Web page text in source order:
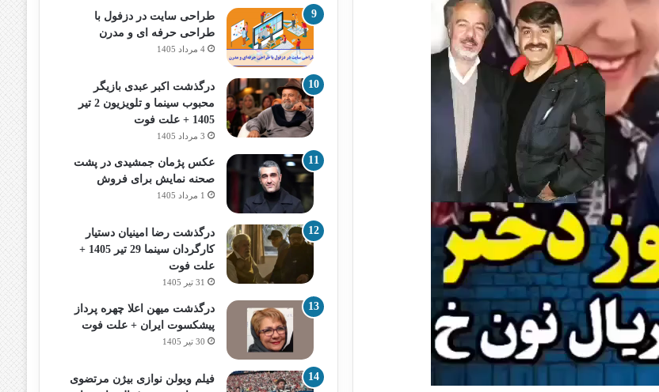
طراحی سایت در دزفول با
طراحی حرفه‌ ای و مدرن
4 مرداد 1405
درگذشت اکبر عبدی بازیگر
محبوب سینما و تلویزیون 2 تیر
1405 + علت فوت
3 مرداد 1405
عکس پژمان جمشیدی در پشت
صحنه نمایش برای فروش
1 مرداد 1405
درگذشت رضا امینیان دستیار
کارگردان سینما 29 تیر 1405 +
علت فوت
31 تیر 1405
درگذشت میهن اعلا چهره پرداز
پیشکسوت ایران + علت فوت
30 تیر 1405
فیلم ویولن نوازی بیژن مرتضوی